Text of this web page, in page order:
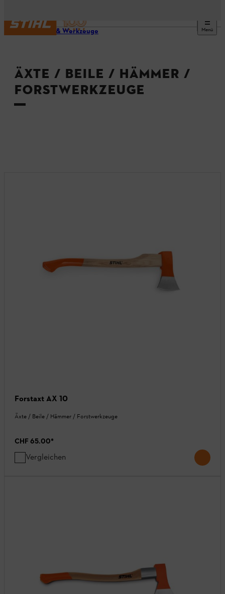
Menü
Geräte & Werkzeuge
ÄXTE / BEILE / HÄMMER /
FORSTWERKZEUGE
Forstaxt AX 10
Äxte / Beile / Hämmer / Forstwerkzeuge
CHF 65.00*
Vergleichen